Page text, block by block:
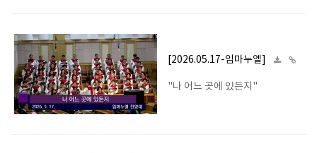
[2026.05.17-임마누엘]
"나 어느 곳에 있든지"